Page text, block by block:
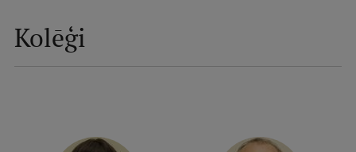
Mobile
galvenā
Studiju iespējas
Maģistra studiju programmas
Kolēģi